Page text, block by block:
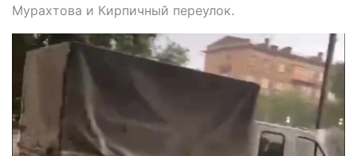
Мурахтова и Кирпичный переулок.